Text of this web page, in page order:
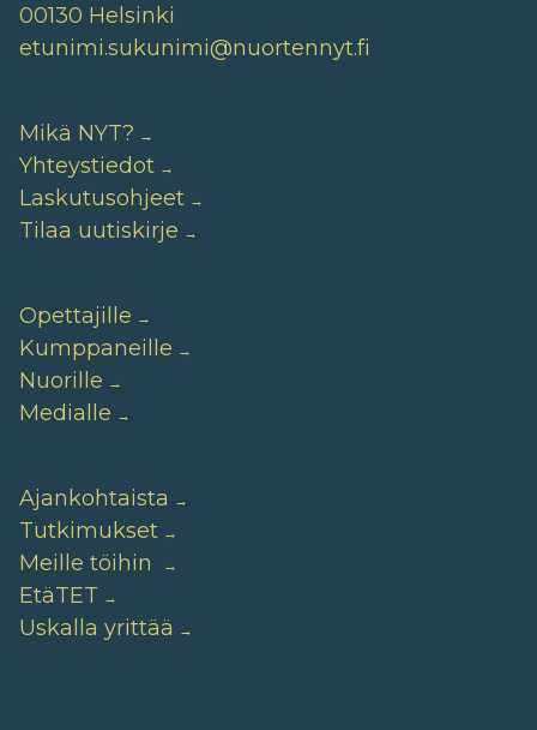
00130 Helsinki
etunimi.sukunimi@nuortennyt.fi
Mikä NYT?
Yhteystiedot
Laskutusohjeet
Tilaa uutiskirje
Opettajille
Kumppaneille
Nuorille
Medialle
Ajankohtaista
Tutkimukset
Meille töihin
EtäTET
Uskalla yrittää